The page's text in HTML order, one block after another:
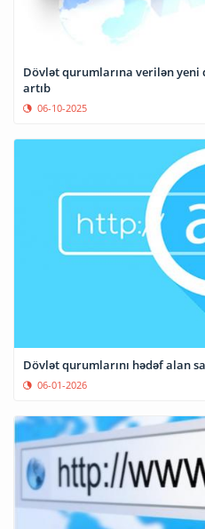
Dövlət qurumlarına verilən yeni
artıb
06-10-2025
Dövlət qurumlarını hədəf alan
06-01-2026